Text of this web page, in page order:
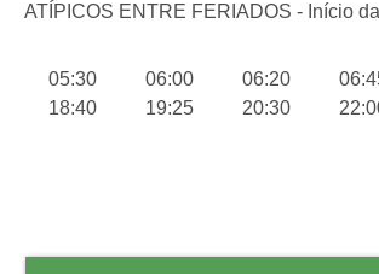
ATÍPICOS ENTRE FERIADOS - Início
05:30 06:00 06:20
18:40
19:25 20:30